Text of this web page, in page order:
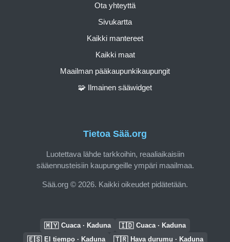
Tietoa Sää.org
Luotettava lähde tarkkoihin, reaaliaikaisiin
sääennusteisiin kaupungeille ympäri maailmaa.
Sää.org © 2026. Kaikki oikeudet pidätetään.
Ota yhteyttä
Sivukartta
Kaikki mantereet
Kaikki maat
Maailman pääkaupunkikaupungit
🧩 Ilmainen sääwidget
🇲🇾 Cuaca · Kaduna 🇮🇩 Cuaca · Kaduna
🇪🇸 El tiempo · Kaduna 🇹🇷 Hava durumu · Kaduna